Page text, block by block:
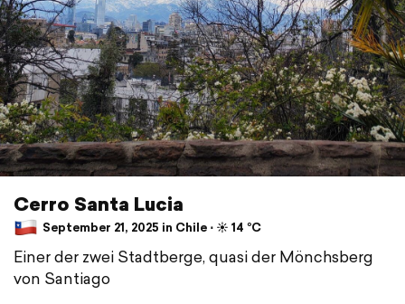
Cerro Santa Lucia
September 21, 2025 in Chile ⋅ ☀️ 14 °C
Einer der zwei Stadtberge, quasi der Mönchsberg
von Santiago